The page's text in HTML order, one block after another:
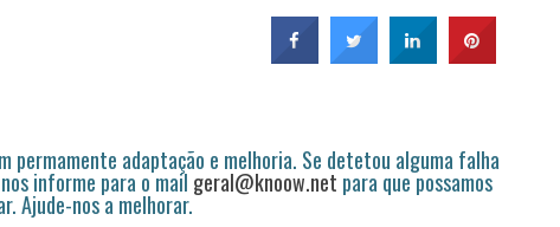
permamente adaptação e melhoria. Se detetou alguma falha
informe para o mail geral@knoow.net para que possamos
Ajude-nos a melhorar.